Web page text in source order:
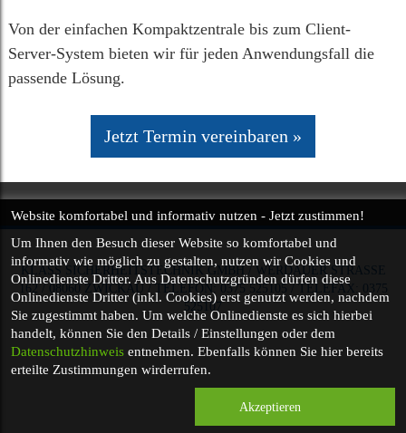
Von der einfachen Kompaktzentrale bis zum Client-
Server-System bieten wir für jeden Anwendungsfall die
passende Lösung.
Jetzt Termin vereinbaren
KLASS SICHERHEITSTECHNIK GMBH
WERDAUER STRASSE 1
62
08060 ZWICKAU TELEFON 0375 525105 FAX
0375
525107
Website komfortabel und informativ nutzen - Jetzt zustimmen!
Um Ihnen den Besuch dieser Website so komfortabel und
informativwie möglich zu gestalten, nutzen wir Cookies und
Onlinedienste Dritter. Aus Datenschutzgründen dürfen diese
Onlinedienste Dritter (inkl. Cookies) erst genutzt werden, nachdem
Sie zugestimmt haben. Um welche Onlinedienste es sich hierbei
handelt, können Sie den Details / Einstellungen oder dem
Datenschutzhinweisentnehmen. Ebenfalls können Sie hier bereits
erteilte Zustimmungen wirderrufen.